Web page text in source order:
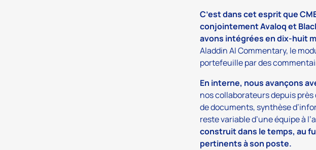
C’est dans cet esprit que
conjointement Avaloq et
avons intégrées en dix-huit
Aladdin AI Commentary, le
portefeuille par des
En interne, nous avançons
nos collaborateurs depuis
de documents, synthèse
reste variable d’une équipe à
construit dans le temps, au
pertinents à son poste.